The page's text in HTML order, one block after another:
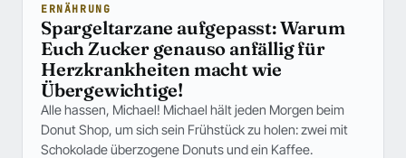
ERNÄHRUNG
Spargeltarzane aufgepasst: Warum
Euch Zucker genauso anfällig für
Herzkrankheiten macht wie
Übergewichtige!
Alle hassen, Michael! Michael hält jeden Morgen beim
Donut Shop, um sich sein Frühstück zu holen: zwei mit
Schokolade überzogene Donuts und ein Kaffee.